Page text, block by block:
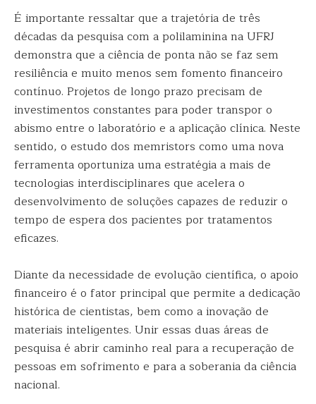
É importante ressaltar que a trajetória de três
décadas da pesquisa com a polilaminina na UFRJ
demonstra que a ciência de ponta não se faz sem
resiliência e muito menos sem fomento financeiro
contínuo. Projetos de longo prazo precisam de
investimentos constantes para poder transpor o
abismo entre o laboratório e a aplicação clínica. Neste
sentido, o estudo dos memristors como uma nova
ferramenta oportuniza uma estratégia a mais de
tecnologias interdisciplinares que acelera o
desenvolvimento de soluções capazes de reduzir o
tempo de espera dos pacientes por tratamentos
eficazes.
Diante da necessidade de evolução científica, o apoio
financeiro é o fator principal que permite a dedicação
histórica de cientistas, bem como a inovação de
materiais inteligentes. Unir essas duas áreas de
pesquisa é abrir caminho real para a recuperação de
pessoas em sofrimento e para a soberania da ciência
nacional.